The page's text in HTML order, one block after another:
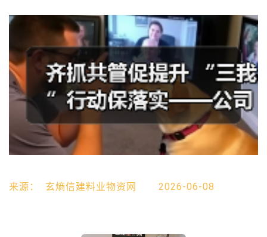
来源： 玄熵信建料业物资网 2026-06-08